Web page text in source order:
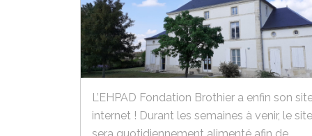
L’EHPAD Fondation Brothier a enfin son
internet ! Durant les semaines à venir, le site